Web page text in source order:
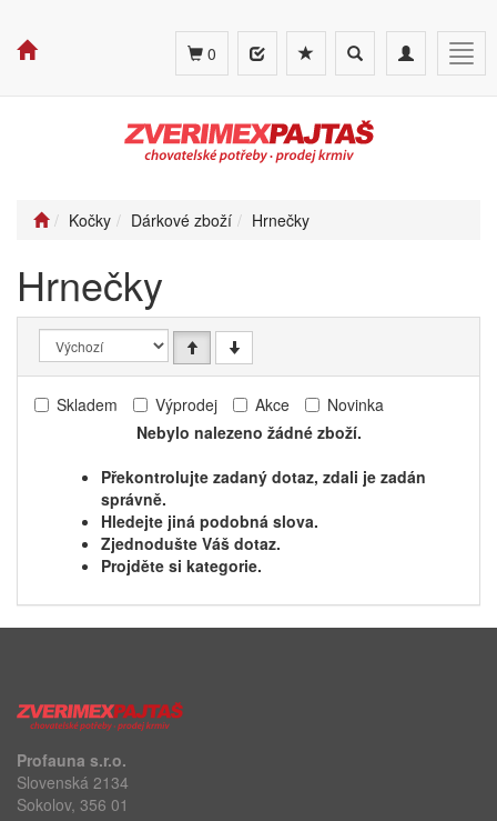
Toggle
navigation
Toggle
search
0
Kočky Dárkové zboží Hrnečky
Hrnečky
Skladem Výprodej Akce
Novinka
Nebylo nalezeno žádné zboží.
Překontrolujte zadaný dotaz, zdali je zadán
správně.
Hledejte jiná podobná slova.
Zjednodušte Váš dotaz.
Projděte si kategorie.
Profauna s.r.o.
Slovenská 2134
Sokolov, 356 01